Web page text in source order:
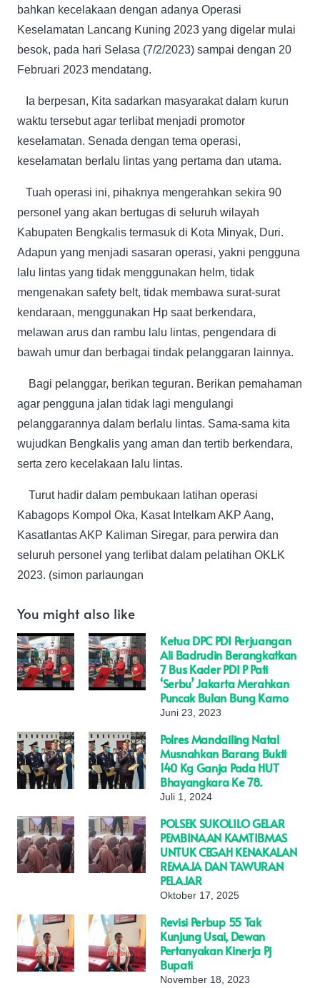
bahkan kecelakaan dengan adanya Operasi
Keselamatan Lancang Kuning 2023 yang digelar mulai
besok, pada hari Selasa (7/2/2023) sampai dengan 20
Februari 2023 mendatang.
Ia berpesan, Kita sadarkan masyarakat dalam kurun
waktu tersebut agar terlibat menjadi promotor
keselamatan. Senada dengan tema operasi,
keselamatan berlalu lintas yang pertama dan utama.
Tuah operasi ini, pihaknya mengerahkan sekira 90
personel yang akan bertugas di seluruh wilayah
Kabupaten Bengkalis termasuk di Kota Minyak, Duri.
Adapun yang menjadi sasaran operasi, yakni pengguna
lalu lintas yang tidak menggunakan helm, tidak
mengenakan safety belt, tidak membawa surat-surat
kendaraan, menggunakan Hp saat berkendara,
melawan arus dan rambu lalu lintas, pengendara di
bawah umur dan berbagai tindak pelanggaran lainnya.
Bagi pelanggar, berikan teguran. Berikan pemahaman
agar pengguna jalan tidak lagi mengulangi
pelanggarannya dalam berlalu lintas. Sama-sama kita
wujudkan Bengkalis yang aman dan tertib berkendara,
serta zero kecelakaan lalu lintas.
Turut hadir dalam pembukaan latihan operasi
Kabagops Kompol Oka, Kasat Intelkam AKP Aang,
Kasatlantas AKP Kaliman Siregar, para perwira dan
seluruh personel yang terlibat dalam pelatihan OKLK
2023. (simon parlaungan
You might also like
Ketua DPC PDI Perjuangan
Ali Badrudin Berangkatkan
7 Bus Kader PDI P Pati
‘Serbu’ Jakarta Merahkan
Puncak Bulan Bung Karno
Juni 23, 2023
Polres Mandailing Natal
Musnahkan Barang Bukti
140 Kg Ganja Pada HUT
Bhayangkara Ke 78.
Juli 1, 2024
POLSEK SUKOLILO GELAR
PEMBINAAN KAMTIBMAS
UNTUK CEGAH KENAKALAN
REMAJA DAN TAWURAN
PELAJAR
Oktober 17, 2025
Revisi Perbup 55 Tak
Kunjung Usai, Dewan
Pertanyakan Kinerja Pj
Bupati
November 18, 2023